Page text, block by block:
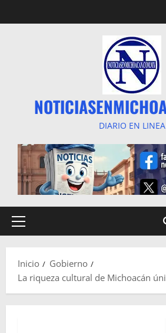
al
DIARIO EN LINEA
Menú
Inicio
Gobierno
La riqueza cultural de Michoacán